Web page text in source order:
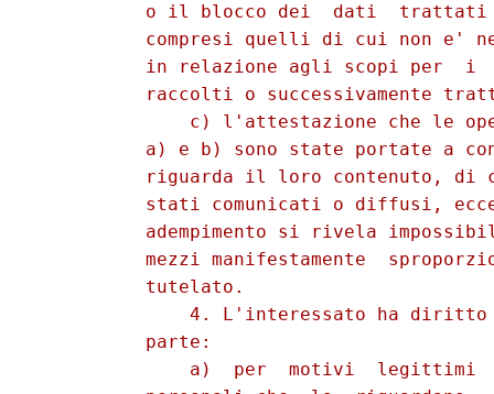
o il blocco dei  dati
compresi quelli di cui non e'
in relazione agli scopi per  i
raccolti o successivamente
c) l'attestazione che le
a) e b) sono state portate a
riguarda il loro contenuto, di
stati comunicati o diffusi,
adempimento si rivela
mezzi manifestamente
          tutelato.
4. L'interessato ha
          parte:
a)  per  motivi  legittimi